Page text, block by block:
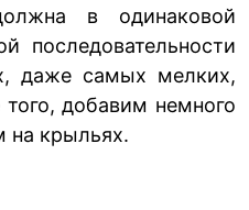
в одинаковой
последовательности
даже самых мелких,
добавим немного
на крыльях.